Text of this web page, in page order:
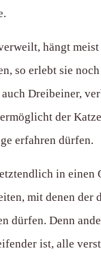
hängt
so erlebt sie
Dreibeiner,
der
erfahren dürfen.
in einen
mit denen
dürfen. Denn
ist, alle